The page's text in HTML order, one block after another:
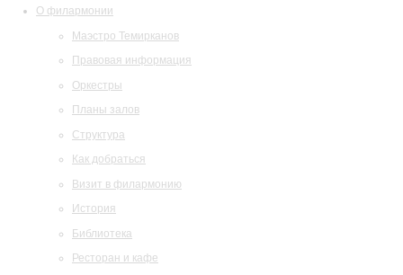
О филармонии
Маэстро Темирканов
Правовая информация
Оркестры
Планы залов
Структура
Как добраться
Визит в филармонию
История
Библиотека
Ресторан и кафе